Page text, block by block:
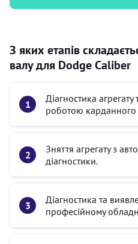
З яких етапів
валу для Dodge Caliber
Діагностика агрегату
роботою карданного
Зняття агрегату з
діагностики.
Діагностика та
професійному